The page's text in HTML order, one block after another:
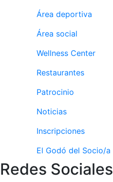
Área deportiva
Área social
Wellness Center
Restaurantes
Patrocinio
Noticias
Inscripciones
El Godó del Socio/a
Redes Sociales